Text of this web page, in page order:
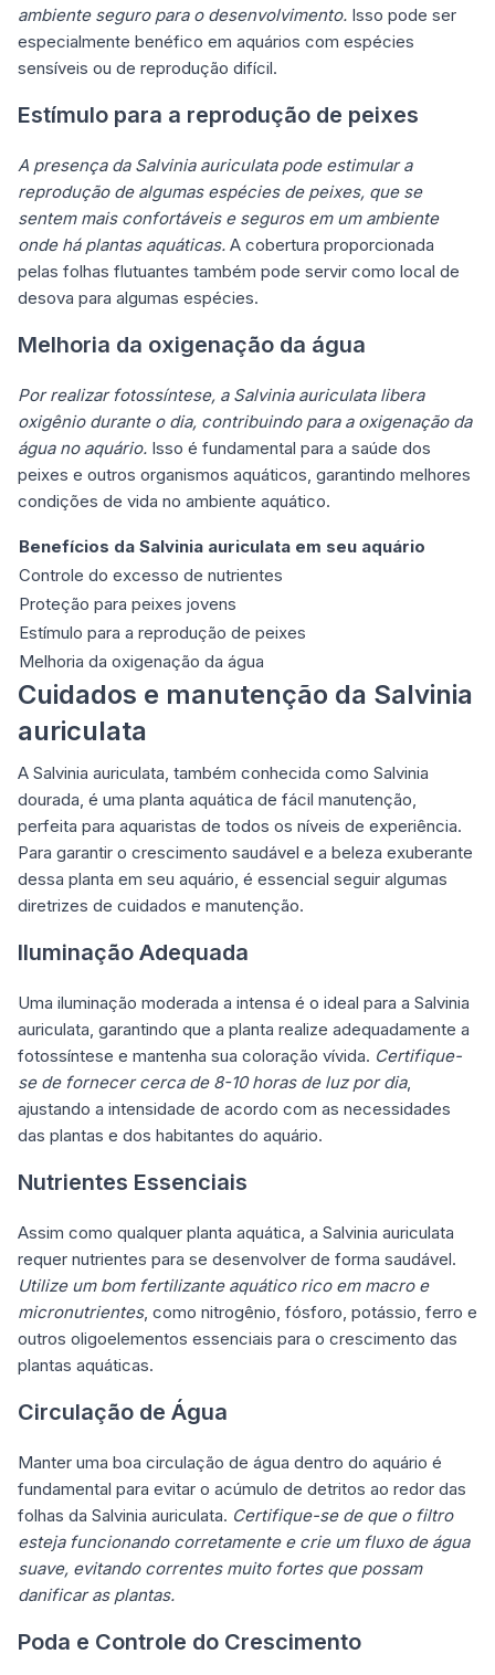
ambiente seguro para o desenvolvimento. Isso pode ser
especialmente benéfico em aquários com espécies
sensíveis ou de reprodução difícil.
Estímulo para a reprodução de peixes
A presença da Salvinia auriculata pode estimular a
reprodução de algumas espécies de peixes, que se
sentem mais confortáveis e seguros em um ambiente
onde há plantas aquáticas. A cobertura proporcionada
pelas folhas flutuantes também pode servir como local de
desova para algumas espécies.
Melhoria da oxigenação da água
Por realizar fotossíntese, a Salvinia auriculata libera
oxigênio durante o dia, contribuindo para a oxigenação da
água no aquário. Isso é fundamental para a saúde dos
peixes e outros organismos aquáticos, garantindo melhores
condições de vida no ambiente aquático.
Benefícios da Salvinia auriculata em seu aquário
Controle do excesso de nutrientes
Proteção para peixes jovens
Estímulo para a reprodução de peixes
Melhoria da oxigenação da água
Cuidados e manutenção da Salvinia
auriculata
A Salvinia auriculata, também conhecida como Salvinia
dourada, é uma planta aquática de fácil manutenção,
perfeita para aquaristas de todos os níveis de experiência.
Para garantir o crescimento saudável e a beleza exuberante
dessa planta em seu aquário, é essencial seguir algumas
diretrizes de cuidados e manutenção.
Iluminação Adequada
Uma iluminação moderada a intensa é o ideal para a Salvinia
auriculata, garantindo que a planta realize adequadamente a
fotossíntese e mantenha sua coloração vívida. Certifique-
se de fornecer cerca de 8-10 horas de luz por dia,
ajustando a intensidade de acordo com as necessidades
das plantas e dos habitantes do aquário.
Nutrientes Essenciais
Assim como qualquer planta aquática, a Salvinia auriculata
requer nutrientes para se desenvolver de forma saudável.
Utilize um bom fertilizante aquático rico em macro e
micronutrientes, como nitrogênio, fósforo, potássio, ferro e
outros oligoelementos essenciais para o crescimento das
plantas aquáticas.
Circulação de Água
Manter uma boa circulação de água dentro do aquário é
fundamental para evitar o acúmulo de detritos ao redor das
folhas da Salvinia auriculata. Certifique-se de que o filtro
esteja funcionando corretamente e crie um fluxo de água
suave, evitando correntes muito fortes que possam
danificar as plantas.
Poda e Controle do Crescimento